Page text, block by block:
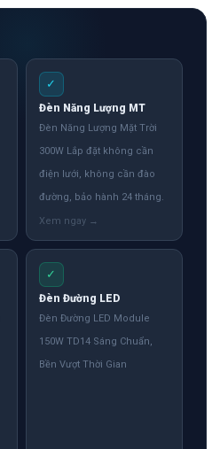
✓
Đèn Năng Lượng MT
Đèn Năng Lượng Mặt Trời
300W Lắp đặt không cần
điện lưới, không cần đào
đường, bảo hành 24 tháng.
✓
Đèn Đường LED
Đèn Đường LED Module
150W TD14 Sáng Chuẩn,
Bền Vượt Thời Gian